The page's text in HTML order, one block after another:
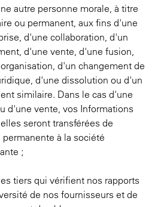
autre personne morale, à titre
ou permanent, aux fins d'une
d'une collaboration, d'un
d'une vente, d'une fusion,
d'un changement de
d'une dissolution ou d'un
similaire. Dans le cas d'une
d'une vente, vos Informations
seront transférées de
permanente à la société
;
tiers qui vérifient nos rapports
de nos fournisseurs et de